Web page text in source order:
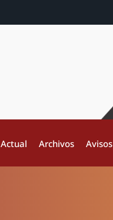
Actual Archivos Avisos